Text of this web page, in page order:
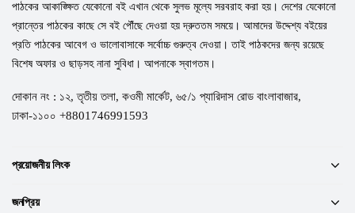
পাঠকের আকাঙ্ক্ষিত যেকোনো বই এখান থেকে সুলভ মূল্যে সরবরাহ করা হয়। দেশের যেকোনো
প্রান্তের পাঠকের কাছে সে বই পৌঁছে দেওয়া হয় দ্রুততম সময়ে। আমাদের উদ্দেশ্য বইয়ের
প্রতি পাঠকের আবেগ ও ভালোবাসাকে সর্বোচ্চ গুরুত্ব দেওয়া। তাই পাঠকদের জন্য রয়েছে
বিশেষ অফার ও ছাড়সহ নানা সুবিধা। আপনাকে স্বাগতম।
দোকান নং : ১২, তৃতীয় তলা, কওমী মার্কেট, ৬৫/১ প্যারিদাস রোড বাংলাবাজার,
ঢাকা-১১০০ +8801746991593
প্রয়োজনীয় লিংক
জনপ্রিয়